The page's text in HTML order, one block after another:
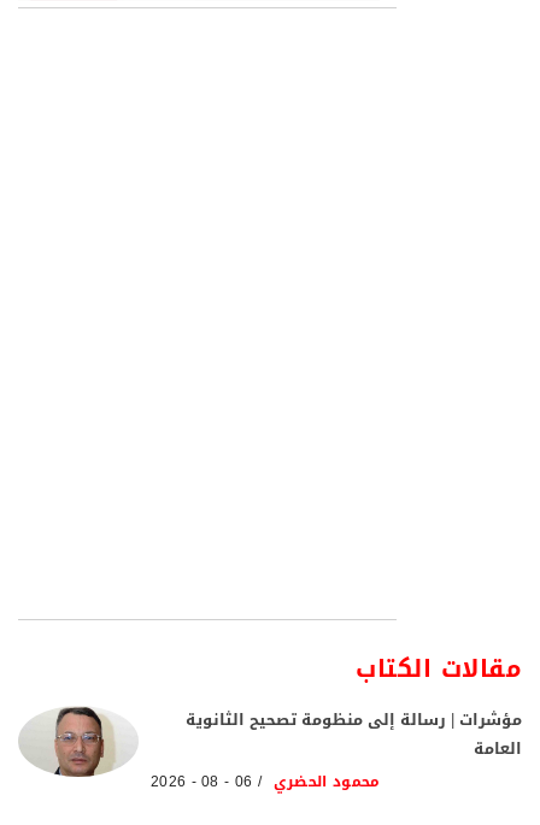
مقالات الكتاب
مؤشرات | رسالة إلى منظومة تصحيح الثانوية
العامة
محمود الحضري 06 - 08 - 2026